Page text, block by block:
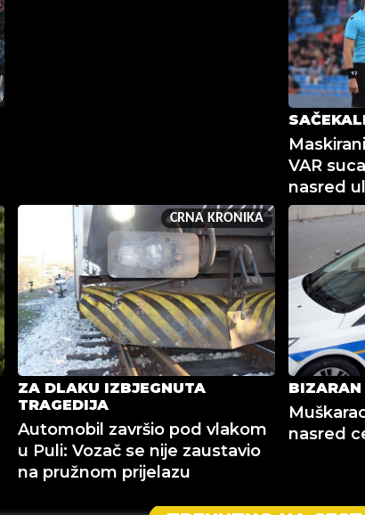
VAR
nasred
CRNA KRONIKA
ZA DLAKU IZBJEGNUTA
TRAGEDIJA
Automobil završio pod vlakom
u Puli: Vozač se nije zaustavio
na pružnom prijelazu
BIZARAN
nasred